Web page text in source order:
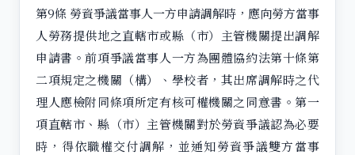
第9條 勞資爭議當事人一方申請調解時，應向勞方當事
人勞務提供地之直轄市或縣（市）主管機關提出調解
申請書。前項爭議當事人一方為團體協約法第十條第
二項規定之機關（構）、學校者，其出席調解時之代
理人應檢附同條項所定有核可權機關之同意書。第一
項直轄市、縣（市）主管機關對於勞資爭議認為必要
時，得依職權交付調解，並通知勞資爭議雙方當事